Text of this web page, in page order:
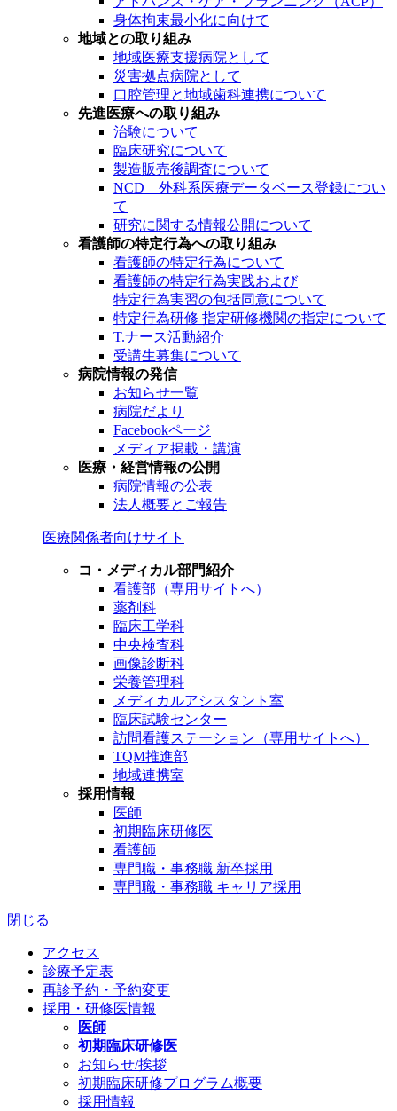
身体拘束最小化に向けて
地域との取り組み
地域医療支援病院として
災害拠点病院として
口腔管理と地域歯科連携について
先進医療への取り組み
治験について
臨床研究について
製造販売後調査について
NCD 外科系医療データベース登録につい
て
研究に関する情報公開について
看護師の特定行為への取り組み
看護師の特定行為について
看護師の特定行為実践および
特定行為実習の包括同意について
特定行為研修 指定研修機関の指定について
T.ナース活動紹介
受講生募集について
病院情報の発信
お知らせ一覧
病院だより
Facebookページ
メディア掲載・講演
医療・経営情報の公開
病院情報の公表
法人概要とご報告
医療関係者向けサイト
コ・メディカル部門紹介
看護部（専用サイトへ）
薬剤科
臨床工学科
中央検査科
画像診断科
栄養管理科
メディカルアシスタント室
臨床試験センター
訪問看護ステーション（専用サイトへ）
TQM推進部
地域連携室
採用情報
医師
初期臨床研修医
看護師
専門職・事務職 新卒採用
専門職・事務職 キャリア採用
閉じる
アクセス
診療予定表
再診予約・予約変更
採用・研修医情報
医師
初期臨床研修医
お知らせ/挨拶
初期臨床研修プログラム概要
採用情報